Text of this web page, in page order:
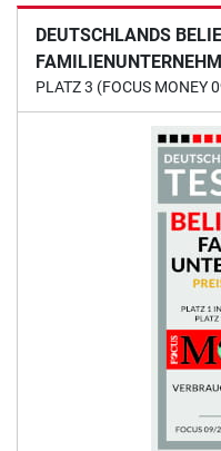
DEUTSCHLANDS
PLATZ 3 (FOCUS MONEY